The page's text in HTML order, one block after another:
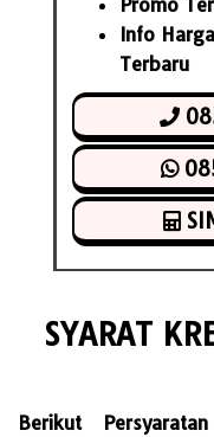
Info
Terbaru
SYARAT
Berikut